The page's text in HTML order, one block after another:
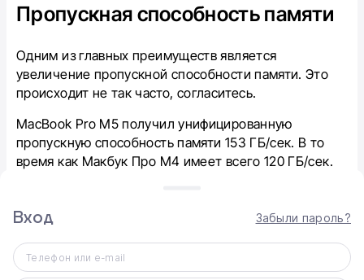
Пропускная способность памяти
Одним из главных преимуществ является
увеличение пропускной способности памяти. Это
происходит не так часто, согласитесь.
MacBook Pro M5 получил унифицированную
пропускную способность памяти 153 ГБ/сек. В то
время как Макбук Про M4 имеет всего 120 ГБ/сек.
Apple заявляет, что такая пропускная способность
ускоряет все, в том числе выполнение моделей
больших языков программирования (LLM) на
Вход Забыли пароль?
Телефон или e-mail